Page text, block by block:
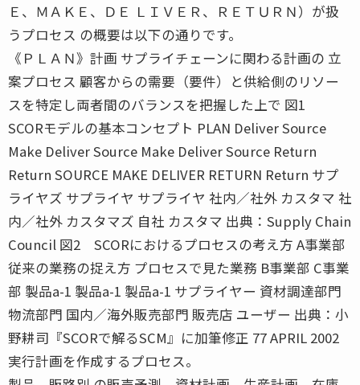
Ｅ、ＭＡＫＥ、ＤＥ ＬＩＶＥＲ、ＲＥＴＵＲＮ）が扱
うプロセス の概要は以下の通りです。
《ＰＬＡＮ》計画 サプライチェーンに関わる計画の 立
案プロセス 顧客からの需要（要件）と供給側のリソー
スを特定し両者間のバランスを把握した上で 図1
SCORモデルの基本コンセプト PLAN Deliver Source
Make Deliver Source Make Deliver Source Return
Return SOURCE MAKE DELIVER RETURN Return サプ
ライヤズ サプライヤ サプライヤ 社内／社外 カスタマ 社
内／社外 カスタマズ 自社 カスタマ 出典：Supply Chain
Council 図2 SCORにおけるプロセスの考え方 A事業部
従来の業務の捉え方 プロセスで見た業務 B事業部 C事業
部 製品a-1 製品a-1 製品a-1 サプライヤー 資材調達部門
物流部門 国内／海外販売部門 販売店 ユーザー 出典：小
野耕司『SCORで解るSCM』に加筆修正 77 APRIL 2002
実行計画を作成するプロセス。